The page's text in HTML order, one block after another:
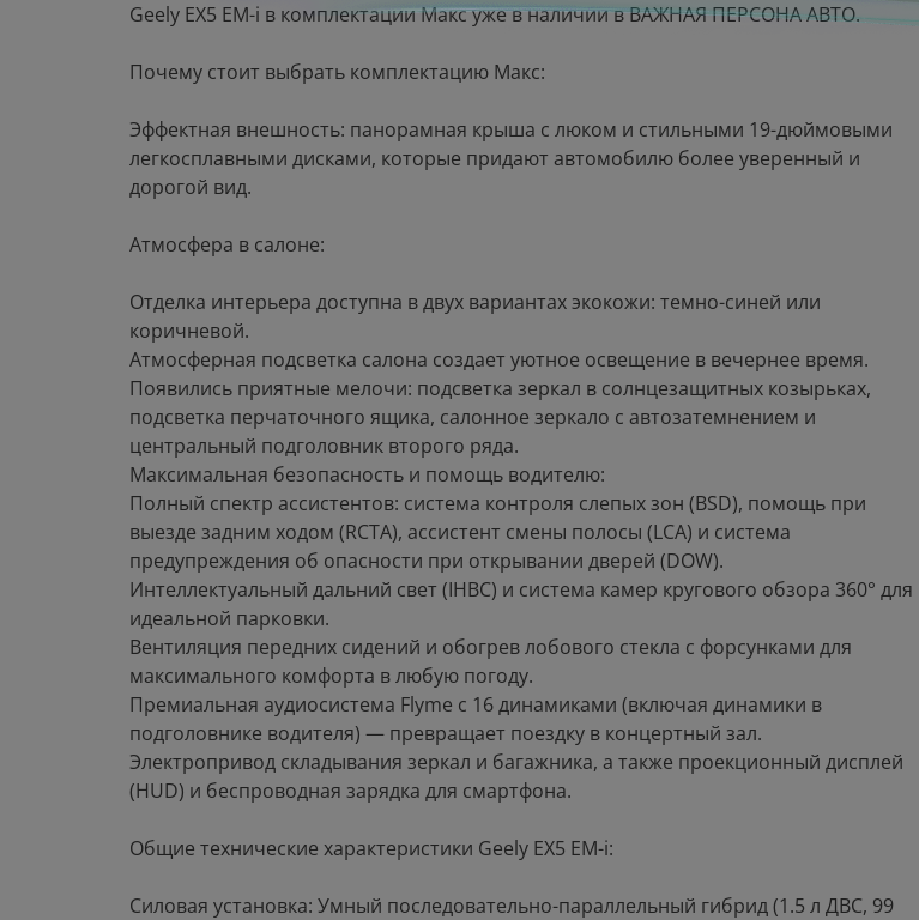
Geely EX5 EM-i в комплектации Макс уже в наличии в ВАЖНАЯ ПЕРСОНА АВТО.
Почему стоит выбрать комплектацию Макс:
Эффектная внешность: панорамная крыша с люком и стильными 19-дюймовыми
легкосплавными дисками, которые придают автомобилю более уверенный и
дорогой вид.
Атмосфера в салоне:
Отделка интерьера доступна в двух вариантах экокожи: темно-синей или
коричневой.
Атмосферная подсветка салона создает уютное освещение в вечернее время.
Появились приятные мелочи: подсветка зеркал в солнцезащитных козырьках,
подсветка перчаточного ящика, салонное зеркало с автозатемнением и
центральный подголовник второго ряда.
Максимальная безопасность и помощь водителю:
Полный спектр ассистентов: система контроля слепых зон (BSD), помощь при
выезде задним ходом (RCTA), ассистент смены полосы (LCA) и система
предупреждения об опасности при открывании дверей (DOW).
Интеллектуальный дальний свет (IHBC) и система камер кругового обзора 360° для
идеальной парковки.
Вентиляция передних сидений и обогрев лобового стекла с форсунками для
максимального комфорта в любую погоду.
Премиальная аудиосистема Flyme с 16 динамиками (включая динамики в
подголовнике водителя) — превращает поездку в концертный зал.
Электропривод складывания зеркал и багажника, а также проекционный дисплей
(HUD) и беспроводная зарядка для смартфона.
Общие технические характеристики Geely EX5 EM-i:
Силовая установка: Умный последовательно-параллельный гибрид (1.5 л ДВС, 99